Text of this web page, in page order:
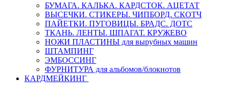
БУМАГА. КАЛЬКА. КАРДСТОК. АЦЕТАТ
ВЫСЕЧКИ. СТИКЕРЫ. ЧИПБОРД. СКОТЧ
ПАЙЕТКИ. ПУГОВИЦЫ. БРАДС. ДОТС
ТКАНЬ. ЛЕНТЫ. ШПАГАТ. КРУЖЕВО
НОЖИ ПЛАСТИНЫ для вырубных машин
ШТАМПИНГ
ЭМБОССИНГ
ФУРНИТУРА для альбомов/блокнотов
КАРДМЕЙКИНГ